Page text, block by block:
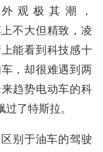
观极其潮，
不大但精致，凌
能看到科技感十
，却很难遇到两
趋势电动车的科
了特斯拉。
别于油车的驾驶